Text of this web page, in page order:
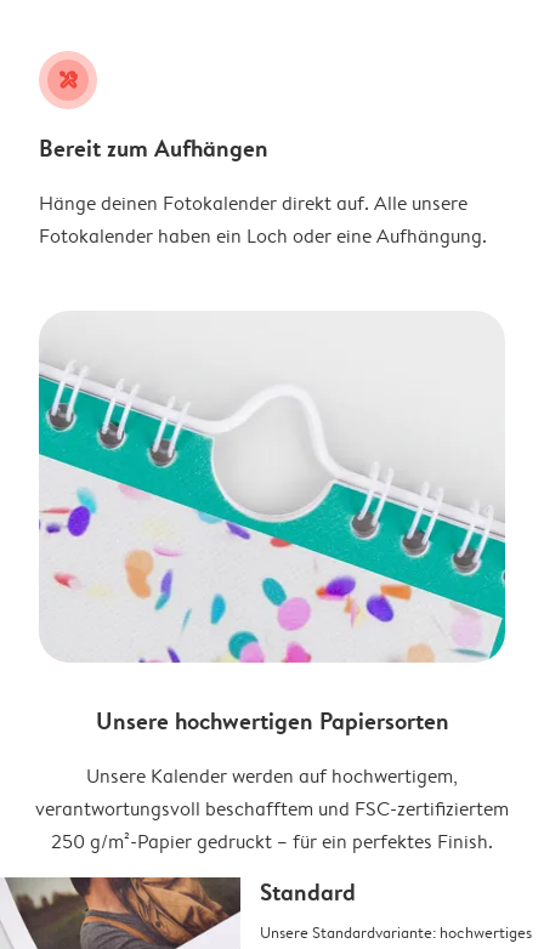
tools
Bereit zum Aufhängen
Hänge deinen Fotokalender direkt auf. Alle unsere
Fotokalender haben ein Loch oder eine Aufhängung.
Unsere hochwertigen Papiersorten
Unsere Kalender werden auf hochwertigem,
verantwortungsvoll beschafftem und FSC-zertifiziertem
250 g/m²-Papier gedruckt – für ein perfektes Finish.
Standard
Unsere Standardvariante: hochwertiges